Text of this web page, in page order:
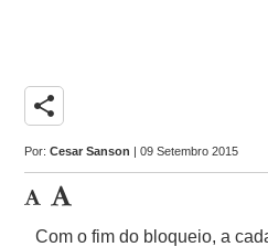
share
Por:Cesar Sanson | 09 Setembro 2015
Com o fim do bloqueio, a